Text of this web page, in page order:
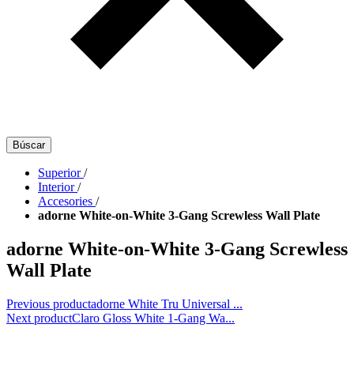
Búscar
Superior /
Interior /
Accesories /
adorne White-on-White 3-Gang Screwless Wall Plate
adorne White-on-White 3-Gang Screwless
Wall Plate
Previous productadorne White Tru Universal ...
Next productClaro Gloss White 1-Gang Wa...